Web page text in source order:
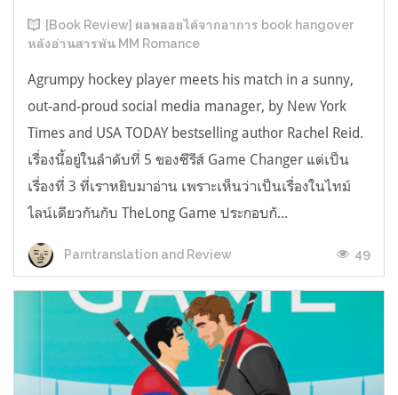
[Book Review] ผลพลอยได้จากอาการ book hangover
หลังอ่านสารพัน MM Romance
Agrumpy hockey player meets his match in a sunny,
out-and-proud social media manager, by New York
Times and USA TODAY bestselling author Rachel Reid.
เรื่องนี้อยู่ในลำดับที่ 5 ของซีรีส์ Game Changer แต่เป็น
เรื่องที่ 3 ที่เราหยิบมาอ่าน เพราะเห็นว่าเป็นเรื่องในไทม์
ไลน์เดียวกันกับ TheLong Game ประกอบกั...
Parntranslation and Review 49